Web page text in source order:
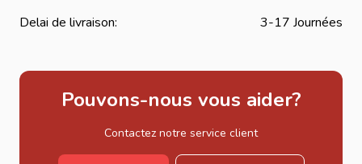
Delai de livraison:
3-17 Journées
Pouvons-nous vous aider?
Contactez notre service client